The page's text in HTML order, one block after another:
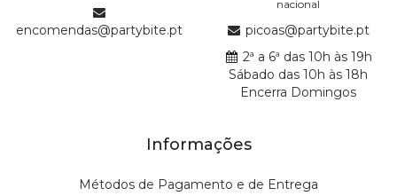
encomendas@partybite.pt
nacional
picoas@partybite.pt
2ª a 6ª das 10h às 19h
Sábado das 10h às 18h
Encerra Domingos
Informações
Métodos de Pagamento e de Entrega